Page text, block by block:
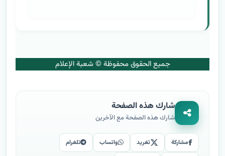
جميع الحقوق محفوظة © شعبة الإعلام
شارك هذه الصفحة
شارك هذه الصفحة مع الآخرين
مشاركة تغريد واتساب تلغرام